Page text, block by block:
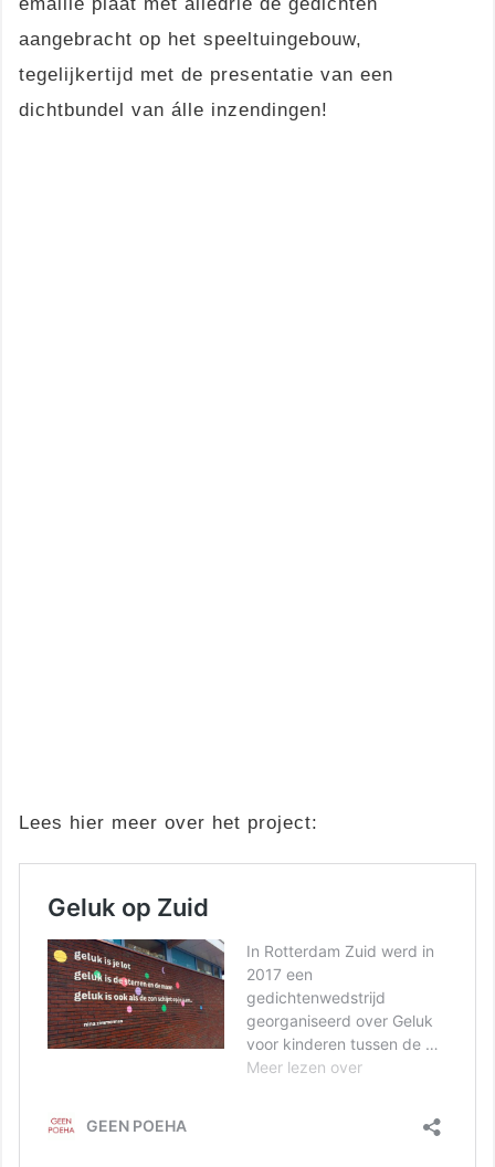
aangebracht op het speeltuingebouw,
tegelijkertijd met de presentatie van een
dichtbundel van álle inzendingen!
Lees hier meer over het project: